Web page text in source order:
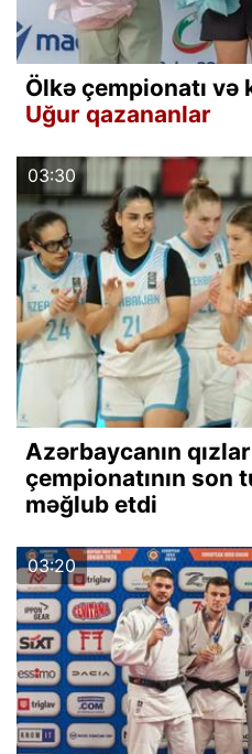
Ölkə çempionatı və
Uğur qazananlar
03:30
Azərbaycanın
çempionatının son
məğlub etdi
03:20